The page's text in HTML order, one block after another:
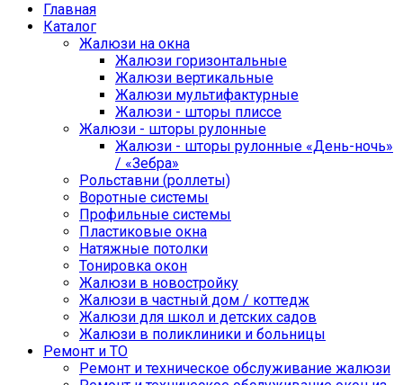
Главная
Каталог
Жалюзи на окна
Жалюзи горизонтальные
Жалюзи вертикальные
Жалюзи мультифактурные
Жалюзи - шторы плиссе
Жалюзи - шторы рулонные
Жалюзи - шторы рулонные «День-ночь»
/ «Зебра»
Рольставни (роллеты)
Воротные системы
Профильные системы
Пластиковые окна
Натяжные потолки
Тонировка окон
Жалюзи в новостройку
Жалюзи в частный дом / коттедж
Жалюзи для школ и детских садов
Жалюзи в поликлиники и больницы
Ремонт и ТО
Ремонт и техническое обслуживание жалюзи